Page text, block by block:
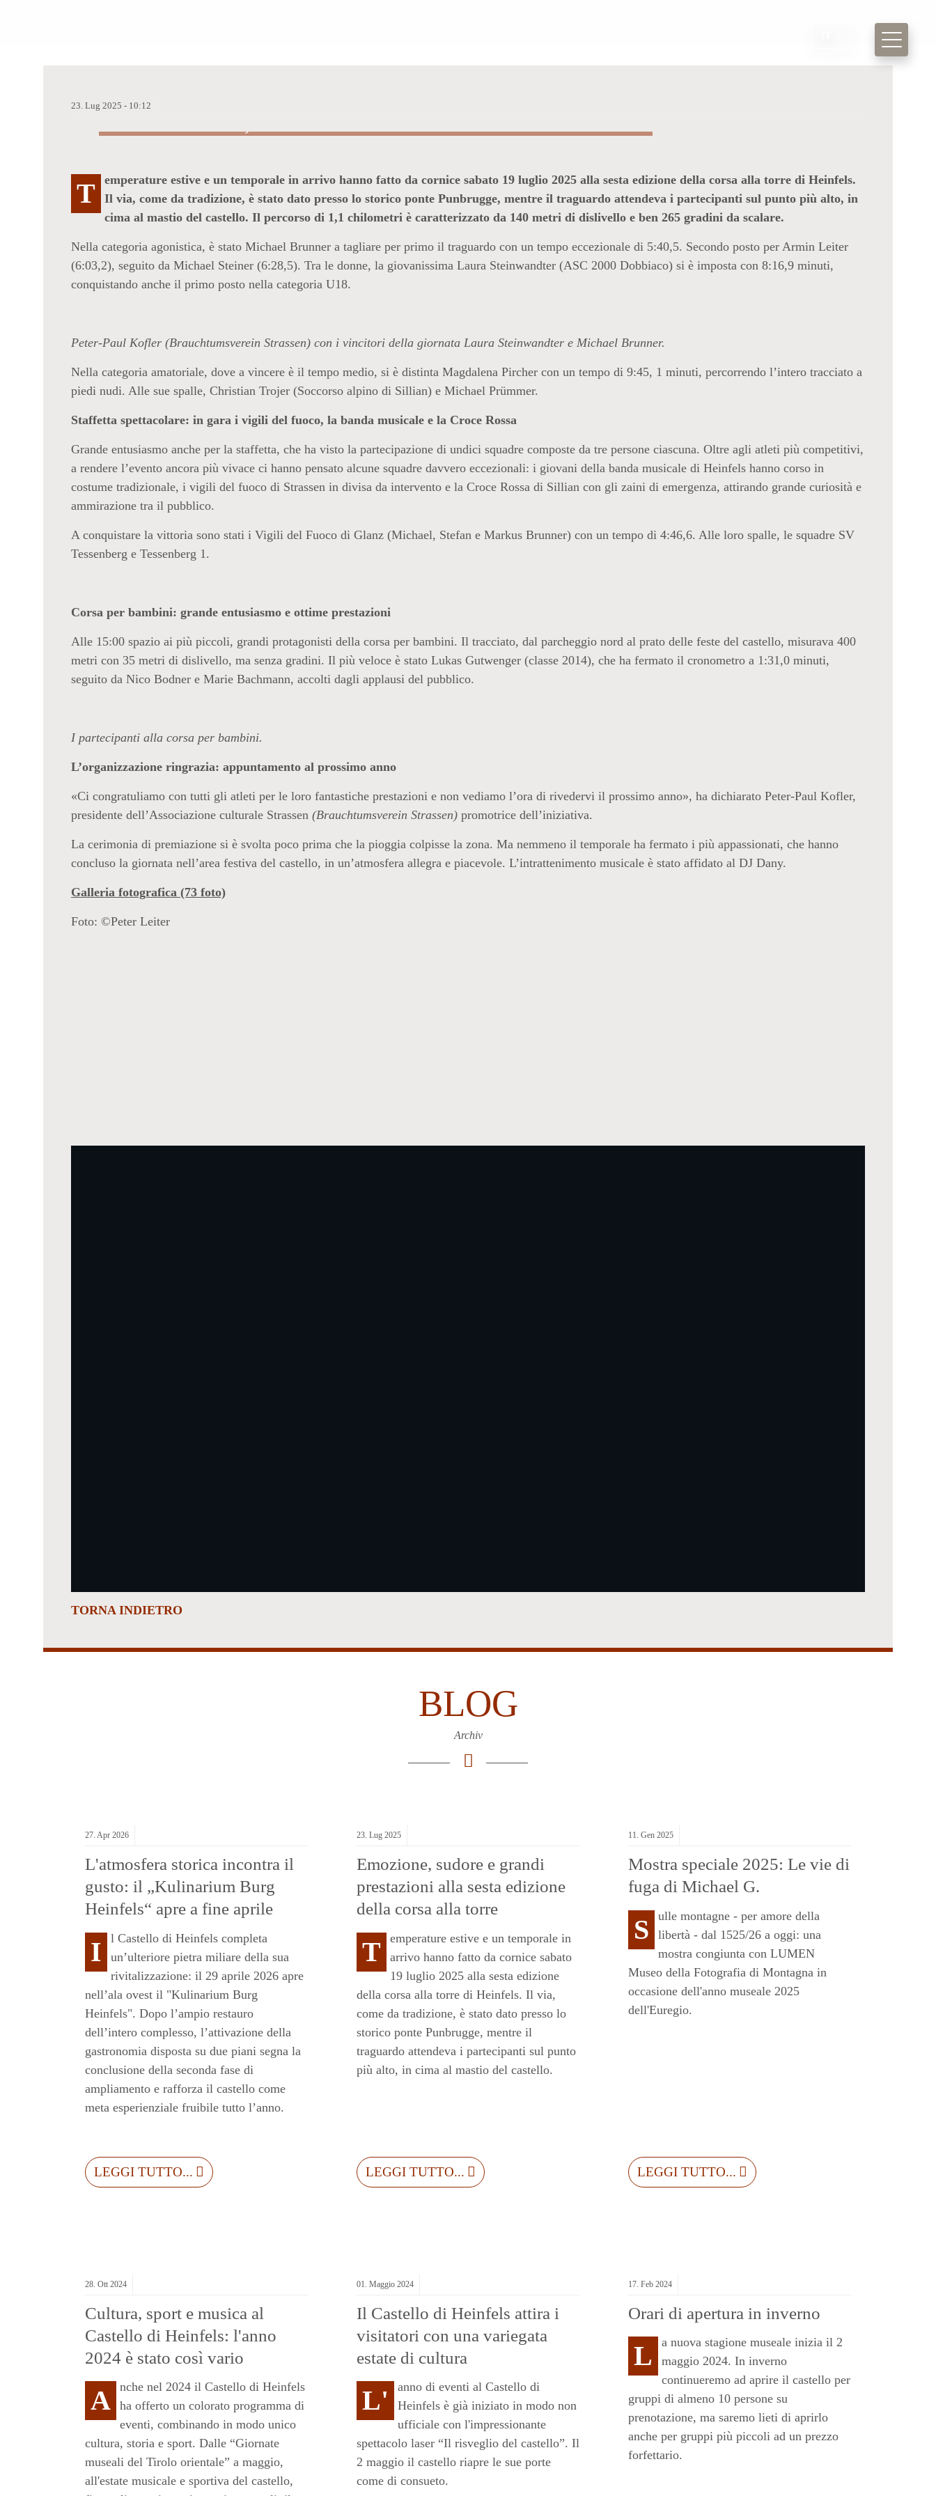
23. Lug 2025 - 10:12
DELLA CORSA ALLA TORRE
T
emperature estive e un temporale in arrivo hanno fatto da cornice sabato 19 luglio 2025 alla sesta edizione della corsa alla torre di Heinfels.
Il via, come da tradizione, è stato dato presso lo storico ponte Punbrugge, mentre il traguardo attendeva i partecipanti sul punto più alto, in
cima al mastio del castello. Il percorso di 1,1 chilometri è caratterizzato da 140 metri di dislivello e ben 265 gradini da scalare.
Nella categoria agonistica, è stato Michael Brunner a tagliare per primo il traguardo con un tempo eccezionale di 5:40,5. Secondo posto per Armin Leiter
(6:03,2), seguito da Michael Steiner (6:28,5). Tra le donne, la giovanissima Laura Steinwandter (ASC 2000 Dobbiaco) si è imposta con 8:16,9 minuti,
conquistando anche il primo posto nella categoria U18.
Peter-Paul Kofler (Brauchtumsverein Strassen) con i vincitori della giornata Laura Steinwandter e Michael Brunner.
Nella categoria amatoriale, dove a vincere è il tempo medio, si è distinta Magdalena Pircher con un tempo di 9:45, 1 minuti, percorrendo l’intero tracciato a
piedi nudi. Alle sue spalle, Christian Trojer (Soccorso alpino di Sillian) e Michael Prümmer.
Staffetta spettacolare: in gara i vigili del fuoco, la banda musicale e la Croce Rossa
Grande entusiasmo anche per la staffetta, che ha visto la partecipazione di undici squadre composte da tre persone ciascuna. Oltre agli atleti più competitivi,
a rendere l’evento ancora più vivace ci hanno pensato alcune squadre davvero eccezionali: i giovani della banda musicale di Heinfels hanno corso in
costume tradizionale, i vigili del fuoco di Strassen in divisa da intervento e la Croce Rossa di Sillian con gli zaini di emergenza, attirando grande curiosità e
ammirazione tra il pubblico.
A conquistare la vittoria sono stati i Vigili del Fuoco di Glanz (Michael, Stefan e Markus Brunner) con un tempo di 4:46,6. Alle loro spalle, le squadre SV
Tessenberg e Tessenberg 1.
Corsa per bambini: grande entusiasmo e ottime prestazioni
Alle 15:00 spazio ai più piccoli, grandi protagonisti della corsa per bambini. Il tracciato, dal parcheggio nord al prato delle feste del castello, misurava 400
metri con 35 metri di dislivello, ma senza gradini. Il più veloce è stato Lukas Gutwenger (classe 2014), che ha fermato il cronometro a 1:31,0 minuti,
seguito da Nico Bodner e Marie Bachmann, accolti dagli applausi del pubblico.
I partecipanti alla corsa per bambini.
L’organizzazione ringrazia: appuntamento al prossimo anno
«Ci congratuliamo con tutti gli atleti per le loro fantastiche prestazioni e non vediamo l’ora di rivedervi il prossimo anno», ha dichiarato Peter-Paul Kofler,
presidente dell’Associazione culturale Strassen (Brauchtumsverein Strassen) promotrice dell’iniziativa.
La cerimonia di premiazione si è svolta poco prima che la pioggia colpisse la zona. Ma nemmeno il temporale ha fermato i più appassionati, che hanno
concluso la giornata nell’area festiva del castello, in un’atmosfera allegra e piacevole. L’intrattenimento musicale è stato affidato al DJ Dany.
Galleria fotografica (73 foto)
Foto: ©Peter Leiter
TORNA INDIETRO
BLOG
Archiv
27. Apr 2026
L'atmosfera storica incontra il
gusto: il „Kulinarium Burg
Heinfels“ apre a fine aprile
I
l Castello di Heinfels completa
un’ulteriore pietra miliare della sua
rivitalizzazione: il 29 aprile 2026 apre
nell’ala ovest il "Kulinarium Burg
Heinfels". Dopo l’ampio restauro
dell’intero complesso, l’attivazione della
gastronomia disposta su due piani segna la
conclusione della seconda fase di
ampliamento e rafforza il castello come
meta esperienziale fruibile tutto l’anno.
LEGGI TUTTO...
23. Lug 2025
Emozione, sudore e grandi
prestazioni alla sesta edizione
della corsa alla torre
T
emperature estive e un temporale in
arrivo hanno fatto da cornice sabato
19 luglio 2025 alla sesta edizione
della corsa alla torre di Heinfels. Il via,
come da tradizione, è stato dato presso lo
storico ponte Punbrugge, mentre il
traguardo attendeva i partecipanti sul punto
più alto, in cima al mastio del castello.
LEGGI TUTTO...
11. Gen 2025
Mostra speciale 2025: Le vie di
fuga di Michael G.
S
ulle montagne - per amore della
libertà - dal 1525/26 a oggi: una
mostra congiunta con LUMEN
Museo della Fotografia di Montagna in
occasione dell'anno museale 2025
dell'Euregio.
LEGGI TUTTO...
28. Ott 2024
Cultura, sport e musica al
Castello di Heinfels: l'anno
2024 è stato così vario
A
nche nel 2024 il Castello di Heinfels
ha offerto un colorato programma di
eventi, combinando in modo unico
cultura, storia e sport. Dalle “Giornate
museali del Tirolo orientale” a maggio,
all'estate musicale e sportiva del castello,
01. Maggio 2024
Il Castello di Heinfels attira i
visitatori con una variegata
estate di cultura
L'
anno di eventi al Castello di
Heinfels è già iniziato in modo non
ufficiale con l'impressionante
spettacolo laser “Il risveglio del castello”. Il
2 maggio il castello riapre le sue porte
come di consueto.
17. Feb 2024
Orari di apertura in inverno
L
a nuova stagione museale inizia il 2
maggio 2024. In inverno
continueremo ad aprire il castello per
gruppi di almeno 10 persone su
prenotazione, ma saremo lieti di aprirlo
anche per gruppi più piccoli ad un prezzo
forfettario.